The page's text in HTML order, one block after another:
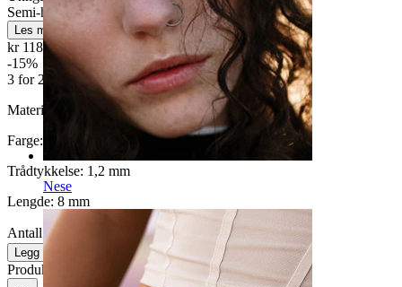
Nese
Semi-holdbar
Les mer
kr 118,15kr 139,00
-15%
3 for 2
Materiale:
Kirurgisk stål / Messing
Farge:
Trådtykkelse: 1,2 mm
Lengde: 8 mm
Antall: 1
Legg i handlekurv
Produktanmeldelser